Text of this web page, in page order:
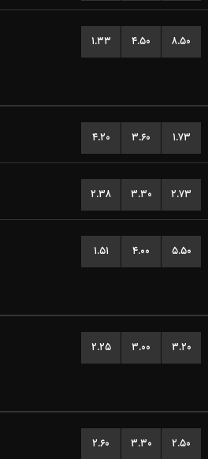
۱.۳۳ ۴.۵۰ ۸.۵۰
۴.۲۰ ۳.۶۰ ۱.۷۳
۲.۳۸ ۳.۳۰ ۲.۷۳
۱.۵۱ ۴.۰۰ ۵.۵۰
۲.۲۵ ۳.۰۰ ۳.۲۰
۲.۶۰ ۳.۳۰ ۲.۵۰